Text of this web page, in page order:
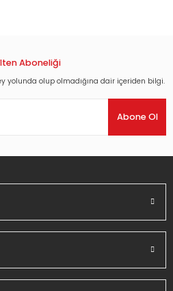
bilgiler bulunuyor.
olmalı.
TL
- ROBERT DUVALL - MICHAEL KEATON -
Aboneliği
yolunda olup olmadığına dair içeriden bilgi.
Abone Ol